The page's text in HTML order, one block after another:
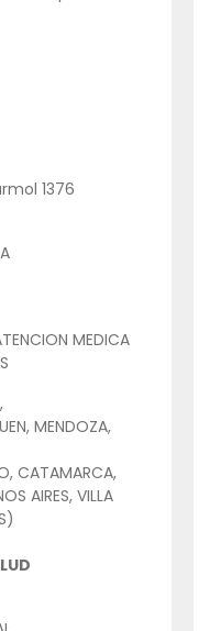
1376
MEDICA
MENDOZA,
CATAMARCA,
AIRES, VILLA